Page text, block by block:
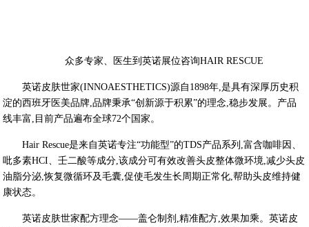
众多专家、医生到英诺展位咨询HAIR RESCUE
英诺皮肤世家(INNOAESTHETICS)源自1898年,是具有深厚历史积
淀的西班牙医美品牌,品牌秉承“创新源于积累”的理念,稳步发展。产品
线丰富,目前产品遍布全球72个国家。
Hair Rescue是来自英诺专注“功能型”的TDS产品系列,富含咖啡因、
吡多素HCI、壬二酸等成分,该成分可有效改善头皮整体微环境,减少头皮
油脂分泌,恢复微循环及毛囊,促使毛发生长周期正常化,帮助头皮维持健
康状态。
英诺皮肤世家配方理念——盖仑制剂,精准配方,效果加乘。英诺皮